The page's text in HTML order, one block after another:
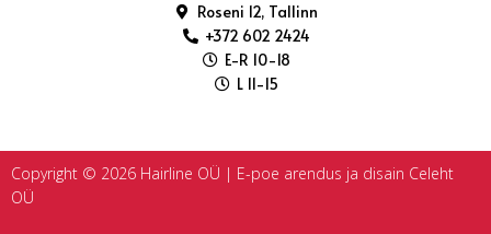
Roseni 12, Tallinn
+372 602 2424
E-R 10-18
L 11-15
Copyright © 2026 Hairline OÜ | E-poe arendus ja disain Celeht
OÜ